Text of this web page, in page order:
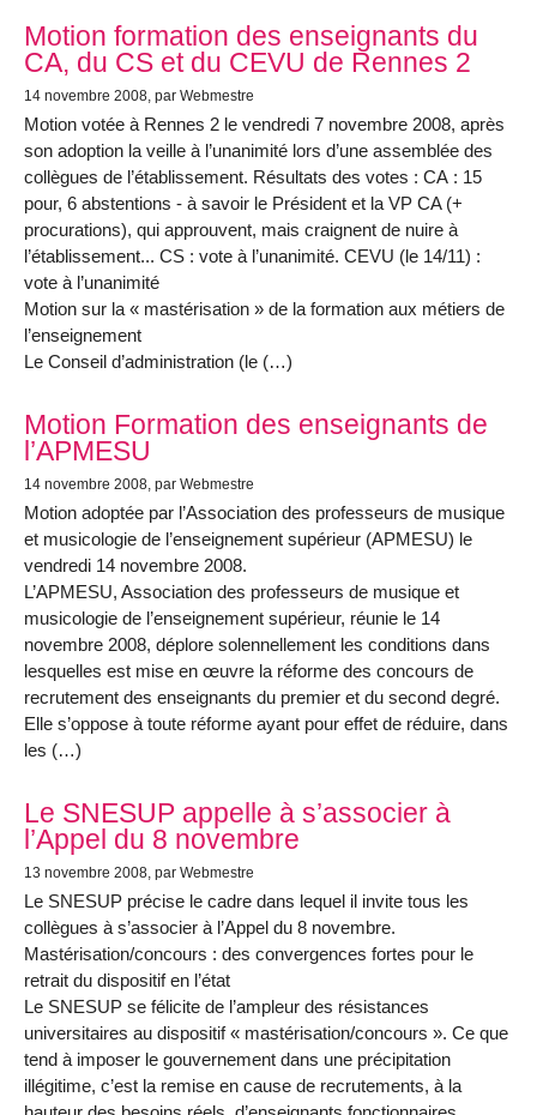
Motion formation des enseignants du
CA, du CS et du CEVU de Rennes 2
14 novembre 2008 , par Webmestre
Motion votée à Rennes 2 le vendredi 7 novembre 2008, après
son adoption la veille à l’unanimité lors d’une assemblée des
collègues de l’établissement. Résultats des votes : CA : 15
pour, 6 abstentions - à savoir le Président et la VP CA (+
procurations), qui approuvent, mais craignent de nuire à
l’établissement... CS : vote à l’unanimité. CEVU (le 14/11) :
vote à l’unanimité
Motion sur la « mastérisation » de la formation aux métiers de
l’enseignement
Le Conseil d’administration (le (…)
Motion Formation des enseignants de
l’APMESU
14 novembre 2008 , par Webmestre
Motion adoptée par l’Association des professeurs de musique
et musicologie de l’enseignement supérieur (APMESU) le
vendredi 14 novembre 2008.
L’APMESU, Association des professeurs de musique et
musicologie de l’enseignement supérieur, réunie le 14
novembre 2008, déplore solennellement les conditions dans
lesquelles est mise en œuvre la réforme des concours de
recrutement des enseignants du premier et du second degré.
Elle s’oppose à toute réforme ayant pour effet de réduire, dans
les (…)
Le SNESUP appelle à s’associer à
l’Appel du 8 novembre
13 novembre 2008 , par Webmestre
Le SNESUP précise le cadre dans lequel il invite tous les
collègues à s’associer à l’Appel du 8 novembre.
Mastérisation/concours : des convergences fortes pour le
retrait du dispositif en l’état
Le SNESUP se félicite de l’ampleur des résistances
universitaires au dispositif « mastérisation/concours ». Ce que
tend à imposer le gouvernement dans une précipitation
illégitime, c’est la remise en cause de recrutements, à la